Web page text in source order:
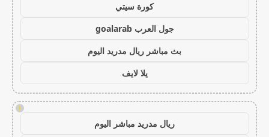
كورة سيتي
جول العرب goalarab
بث مباشر ريال مدريد اليوم
يلا لايف
!
ريال مدريد مباشر اليوم